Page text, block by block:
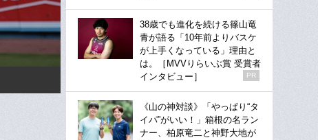
38歳でも進化を続ける篠山竜
青が語る「10年前よりバスケ
が上手くなっている」理由と
は。［MVVりらいぶ賞 受賞者
インタビュー］
PR
《山の神対談》「やっぱり“タ
イパ”がいい！」箱根の名ラン
ナー、柏原竜二と神野大地が